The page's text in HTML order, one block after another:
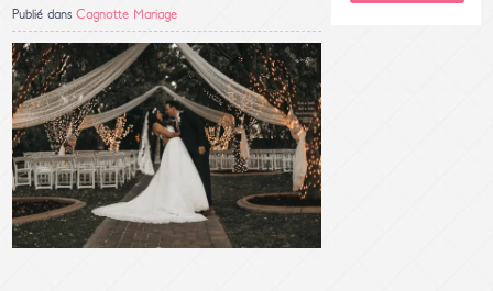
Publié dansCagnotte Mariage